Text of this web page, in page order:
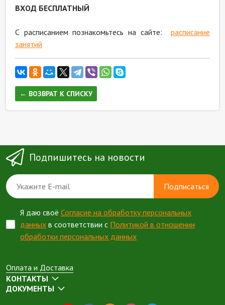
ВХОД БЕСПЛАТНЫЙ
С расписанием познакомьтесь на сайте: расписание
занятий
← ВОЗВРАТ К СПИСКУ
Подпишитесь на новости
Подписаться
Я даю своё Согласие на обработку персональных
данных в соответствии с Политикой в отношении
обработки персональных данных
Оплата и Доставка
КОНТАКТЫ
ДОКУМЕНТЫ